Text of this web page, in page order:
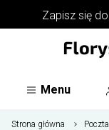
Zapisz się do
Menu
Strona główna